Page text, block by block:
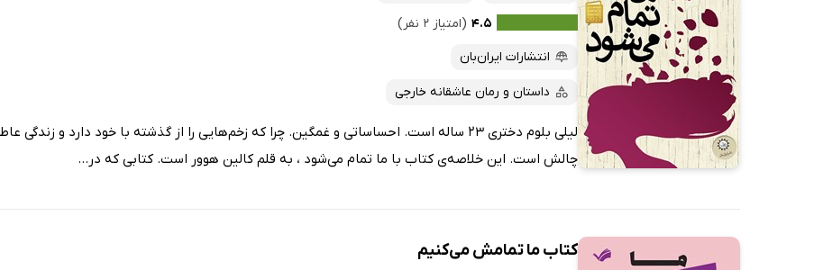
۴.۵ (امتیاز ۲ نفر)
انتشارات ایران‌بان
داستان و رمان عاشقانه خارجی
لیلی بلوم دختری 23 ساله است. احساساتی و غمگین. چرا که زخم‌هایی را از گذشته با خود دارد و زندگی
چالش است. این خلاصه‌ی کتاب با ما تمام می‌شود ، به قلم کالین هوور است. کتابی که در...
کتاب ما تمامش می‌کنیم